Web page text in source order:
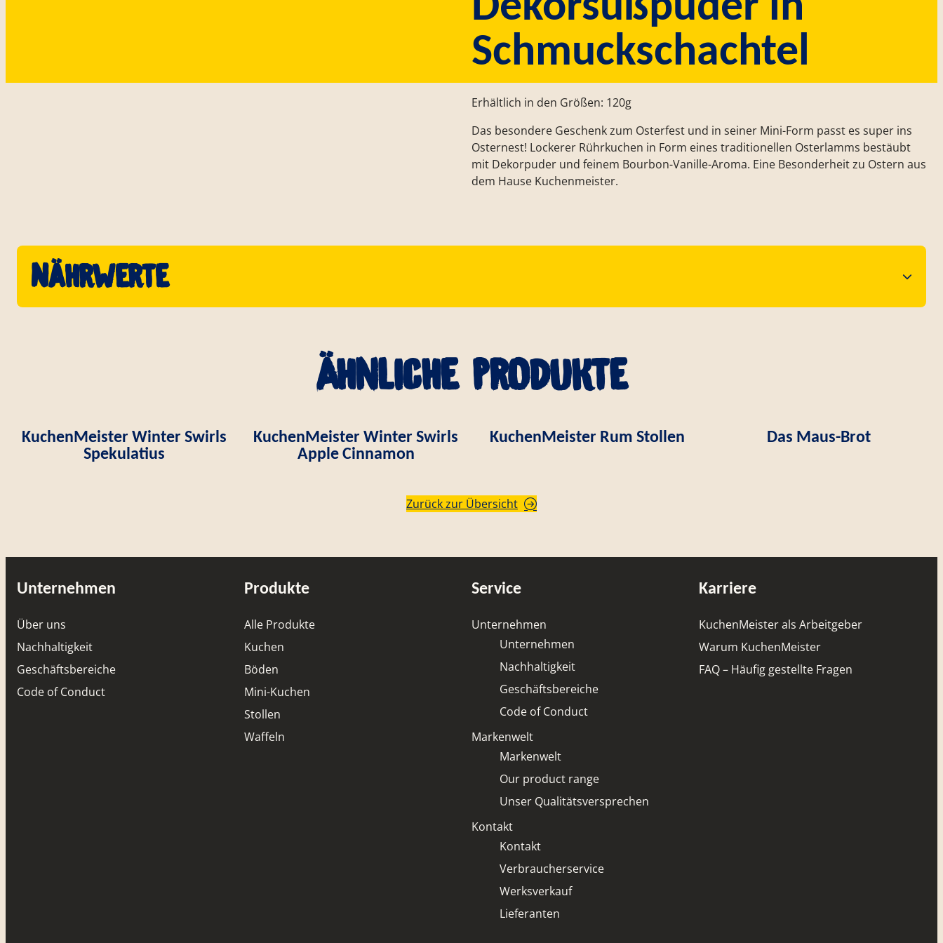
Schmuckschachtel
Erhältlich in den Größen: 120g
Das besondere Geschenk zum Osterfest und in seiner Mini-Form passt es super ins
Osternest! Lockerer Rührkuchen in Form eines traditionellen Osterlamms bestäubt
mit Dekorpuder und feinem Bourbon-Vanille-Aroma. Eine Besonderheit zu Ostern aus
dem Hause Kuchenmeister.
Nährwerte
Ähnliche Produkte
KuchenMeister Winter Swirls
Spekulatius
KuchenMeister Winter Swirls
Apple Cinnamon
KuchenMeister Rum Stollen Das Maus-Brot
Zurück zur Übersicht
Unternehmen
Über uns
Nachhaltigkeit
Geschäftsbereiche
Code of Conduct
Produkte
Alle Produkte
Kuchen
Böden
Mini-Kuchen
Stollen
Waffeln
Service
Unternehmen
Unternehmen
Nachhaltigkeit
Geschäftsbereiche
Code of Conduct
Markenwelt
Markenwelt
Our product range
Unser Qualitätsversprechen
Kontakt
Kontakt
Verbraucherservice
Werksverkauf
Lieferanten
Karriere
KuchenMeister als Arbeitgeber
Warum KuchenMeister
FAQ – Häufig gestellte Fragen